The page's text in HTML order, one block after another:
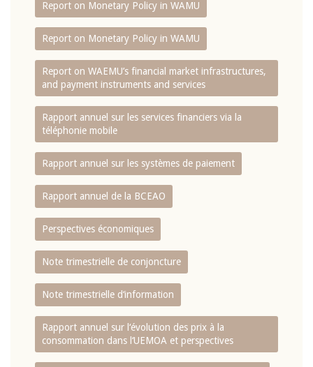
Report on Monetary Policy in WAMU
Report on Monetary Policy in WAMU
Report on WAEMU’s financial market infrastructures,
and payment instruments and services
Rapport annuel sur les services financiers via la
téléphonie mobile
Rapport annuel sur les systèmes de paiement
Rapport annuel de la BCEAO
Perspectives économiques
Note trimestrielle de conjoncture
Note trimestrielle d‘information
Rapport annuel sur l‘évolution des prix à la
consommation dans l‘UEMOA et perspectives